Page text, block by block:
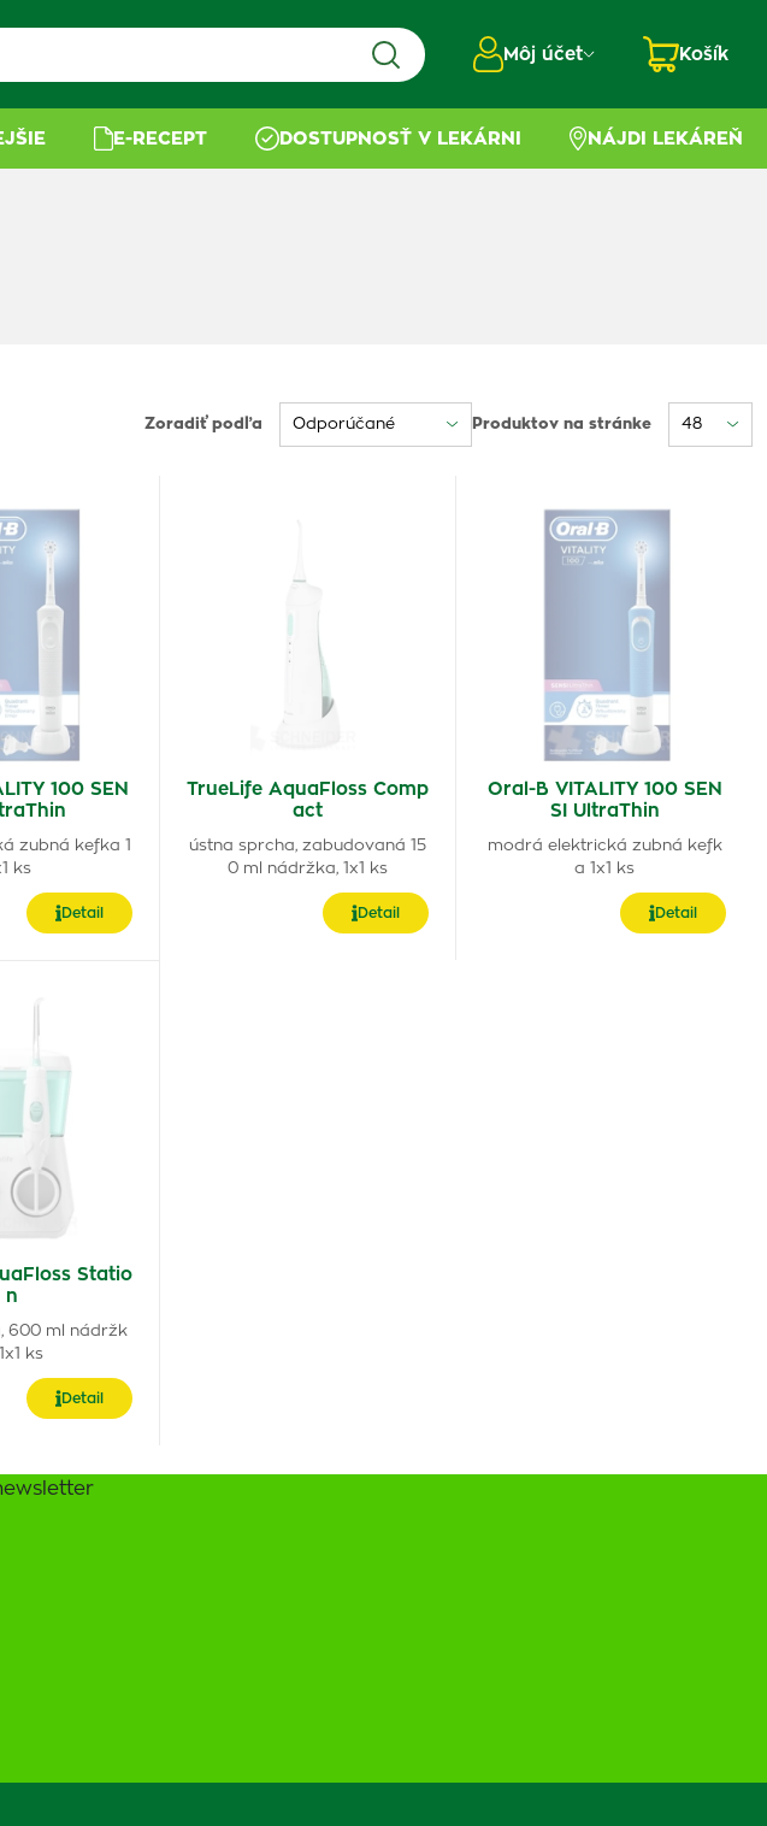
Môj účet Košík
E-RECEPT DOSTUPNOSŤ V LEKÁRNI NÁJDI LEKÁREŇ
Zoradiť podľa Produktov na stránke
100 SEN
zubná kefka 1
ks
Detail
TrueLife AquaFloss Comp
act
ústna sprcha, zabudovaná 15
0 ml nádržka, 1x1 ks
Detail
Oral-B VITALITY 100 SEN
SI UltraThin
modrá elektrická zubná kefk
a 1x1 ks
Detail
Statio
n
600 ml nádržk
ks
Detail